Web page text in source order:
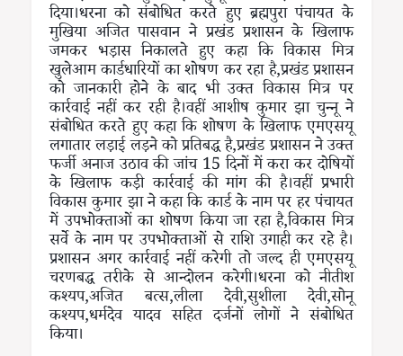
दिया।धरना को संबोधित करते हुए ब्रह्मपुरा पंचायत के
मुखिया अजित पासवान ने प्रखंड प्रशासन के खिलाफ
जमकर भड़ास निकालते हुए कहा कि विकास मित्र
खुलेआम कार्डधारियों का शोषण कर रहा है,प्रखंड प्रशासन
को जानकारी होने के बाद भी उक्त विकास मित्र पर
कार्रवाई नहीं कर रही है।वहीं आशीष कुमार झा चुन्नू ने
संबोधित करते हुए कहा कि शोषण के खिलाफ एमएसयू
लगातार लड़ाई लड़ने को प्रतिबद्ध है,प्रखंड प्रशासन ने उक्त
फर्जी अनाज उठाव की जांच 15 दिनों में करा कर दोषियों
के खिलाफ कड़ी कार्रवाई की मांग की है।वहीं प्रभारी
विकास कुमार झा ने कहा कि कार्ड के नाम पर हर पंचायत
में उपभोक्ताओं का शोषण किया जा रहा है,विकास मित्र
सर्वे के नाम पर उपभोक्ताओं से राशि उगाही कर रहे है।
प्रशासन अगर कार्रवाई नहीं करेगी तो जल्द ही एमएसयू
चरणबद्ध तरीके से आन्दोलन करेगी।धरना को नीतीश
कश्यप,अजित बत्स,लीला देवी,सुशीला देवी,सोनू
कश्यप,धर्मदेव यादव सहित दर्जनों लोगों ने संबोधित
किया।